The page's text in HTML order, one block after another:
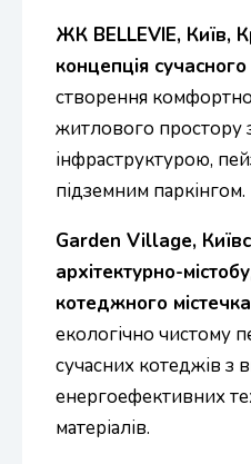
ЖК BELLEVIE, Київ,
концепція
створення
житлового простору
інфраструктурою,
підземним паркінгом.
Garden Village,
архітектурно-
котеджного містечка
екологічно чистому
сучасних котеджів з
енергоефективних
матеріалів.